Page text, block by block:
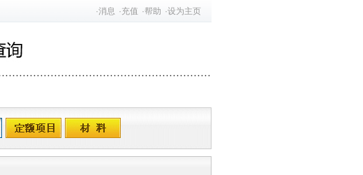
·消息 ·充值 ·帮助 ·设为主页